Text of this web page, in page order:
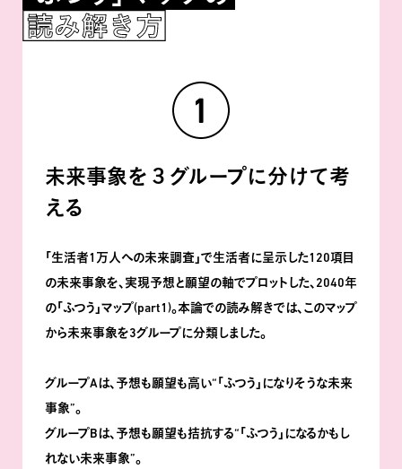
未来事象を３グループに分けて考
える
｢生活者1万人への未来調査｣で生活者に呈示した120項目
の未来事象を､実現予想と願望の軸でプロットした､2040年
の｢ふつう｣マップ(part1)。本論での読み解きでは､このマップ
から未来事象を3グループに分類しました。
グループAは､予想も願望も高い“｢ふつう｣になりそうな未来
事象”。
グループBは､予想も願望も拮抗する“｢ふつう｣になるかもし
れない未来事象”。